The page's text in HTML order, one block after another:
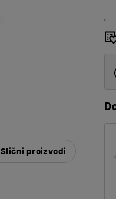
Slični proizvodi